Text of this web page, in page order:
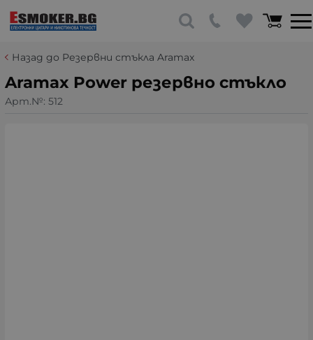
Назад до Резервни стъкла Aramax
Aramax Power резервно стъкло
Арт.№: 512